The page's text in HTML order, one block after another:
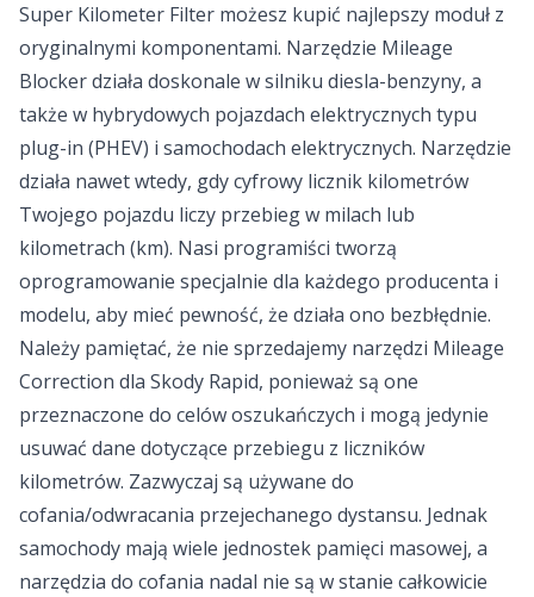
Super Kilometer Filter możesz kupić najlepszy moduł z
oryginalnymi komponentami. Narzędzie Mileage
Blocker działa doskonale w silniku diesla-benzyny, a
także w hybrydowych pojazdach elektrycznych typu
plug-in (PHEV) i samochodach elektrycznych. Narzędzie
działa nawet wtedy, gdy cyfrowy licznik kilometrów
Twojego pojazdu liczy przebieg w milach lub
kilometrach (km). Nasi programiści tworzą
oprogramowanie specjalnie dla każdego producenta i
modelu, aby mieć pewność, że działa ono bezbłędnie.
Należy pamiętać, że nie sprzedajemy narzędzi Mileage
Correction dla Skody Rapid, ponieważ są one
przeznaczone do celów oszukańczych i mogą jedynie
usuwać dane dotyczące przebiegu z liczników
kilometrów. Zazwyczaj są używane do
cofania/odwracania przejechanego dystansu. Jednak
samochody mają wiele jednostek pamięci masowej, a
narzędzia do cofania nadal nie są w stanie całkowicie